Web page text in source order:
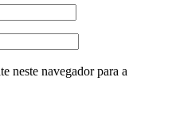
neste navegador para a